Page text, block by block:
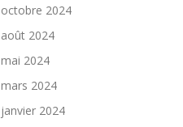
octobre 2024
août 2024
mai 2024
mars 2024
janvier 2024